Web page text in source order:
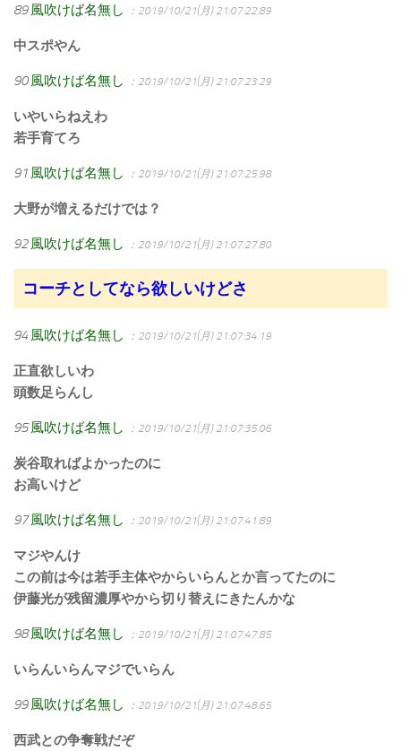
89 風吹けば名無し ：2019/10/21(月) 21:07:22.89
中スポやん
90 風吹けば名無し ：2019/10/21(月) 21:07:23.29
いやいらねえわ
若手育てろ
91 風吹けば名無し ：2019/10/21(月) 21:07:25.98
大野が増えるだけでは？
92 風吹けば名無し ：2019/10/21(月) 21:07:27.80
コーチとしてなら欲しいけどさ
94 風吹けば名無し ：2019/10/21(月) 21:07:34.19
正直欲しいわ
頭数足らんし
95 風吹けば名無し ：2019/10/21(月) 21:07:35.06
炭谷取ればよかったのに
お高いけど
97 風吹けば名無し ：2019/10/21(月) 21:07:41.89
マジやんけ
この前は今は若手主体やからいらんとか言ってたのに
伊藤光が残留濃厚やから切り替えにきたんかな
98 風吹けば名無し ：2019/10/21(月) 21:07:47.85
いらんいらんマジでいらん
99 風吹けば名無し ：2019/10/21(月) 21:07:48.65
西武との争奪戦だぞ